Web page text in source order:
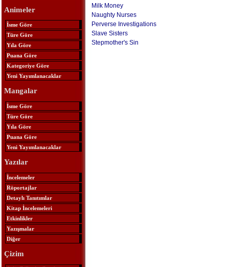
Animeler
İsme Göre
Türe Göre
Yıla Göre
Puana Göre
Kategoriye Göre
Yeni Yayımlanacaklar
Mangalar
İsme Göre
Türe Göre
Yıla Göre
Puana Göre
Yeni Yayımlanacaklar
Yazılar
İncelemeler
Röportajlar
Detaylı Tanıtımlar
Kitap İncelemeleri
Etkinlikler
Yazışmalar
Diğer
Çizim
Milk Money
Naughty Nurses
Perverse Investigations
Slave Sisters
Stepmother's Sin